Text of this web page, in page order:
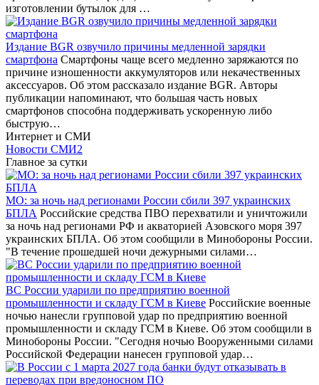
изготовлении бутылок для …
Издание BGR озвучило причины медленной зарядки
смартфона Смартфоны чаще всего медленно заряжаются по
причине изношенности аккумуляторов или некачественных
аксессуаров. Об этом рассказало издание BGR. Авторы
публикации напоминают, что большая часть новых
смартфонов способна поддерживать ускоренную либо
быструю…
Интернет и СМИ
Новости СМИ2
Главное за сутки
МО: за ночь над регионами России сбили 397 украинских
БПЛА Российские средства ПВО перехватили и уничтожили
за ночь над регионами РФ и акваторией Азовского моря 397
украинских БПЛА. Об этом сообщили в Минобороны России.
"В течение прошедшей ночи дежурными силами…
ВС России ударили по предприятию военной
промышленности и складу ГСМ в Киеве Российские военные
ночью нанесли групповой удар по предприятию военной
промышленности и складу ГСМ в Киеве. Об этом сообщили в
Минобороны России. "Сегодня ночью Вооруженными силами
Российской Федерации нанесен групповой удар…